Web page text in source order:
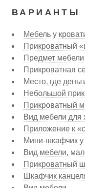
ВАРИАНТЫ
Мебель у
Прикроватный
Предмет мебели
Прикроватная
Место, где
Небольшой
Прикроватный
Вид мебели для
Приложение к
Мини-шкафчик у
Вид мебели,
Прикроватный
Шкафчик